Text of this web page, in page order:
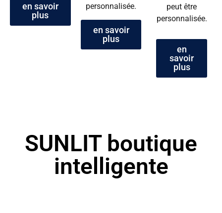
en savoir
plus
personnalisée.
en savoir
plus
peut être
personnalisée.
en
savoir
plus
SUNLIT boutique
intelligente